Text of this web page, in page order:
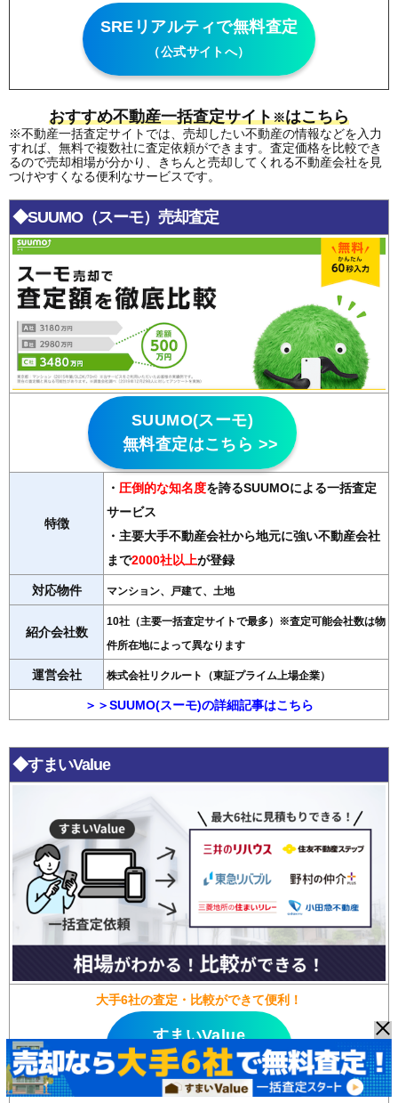
SREリアルティで無料査定
（公式サイトへ）
おすすめ不動産一括査定サイト※はこちら
※不動産一括査定サイトでは、売却したい不動産の情報などを入力
すれば、無料で複数社に査定依頼ができます。査定価格を比較でき
るので売却相場が分かり、きちんと売却してくれる不動産会社を見
つけやすくなる便利なサービスです。
◆SUUMO（スーモ）売却査定
SUUMO(スーモ)
無料査定はこちら >>
特徴
・ 圧倒的な知名度を誇るSUUMOによる一括査定
サービス
・主要大手不動産会社から地元に強い不動産会社
まで2000社以上が登録
対応物件 マンション、戸建て、土地
紹介会社数
10社（主要一括査定サイトで最多）※査定可能会社数は物
件所在地によって異なります
運営会社 株式会社リクルート（東証プライム上場企業）
＞＞SUUMO(スーモ)の詳細記事はこちら
◆すまいValue
大手6社の査定・比較ができて便利！
すまいValue
無料査定はこちら>>